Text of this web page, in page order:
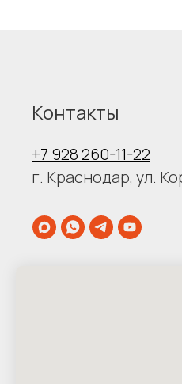
Контакты
+7 928 260-11-22
г. Краснодар, ул.